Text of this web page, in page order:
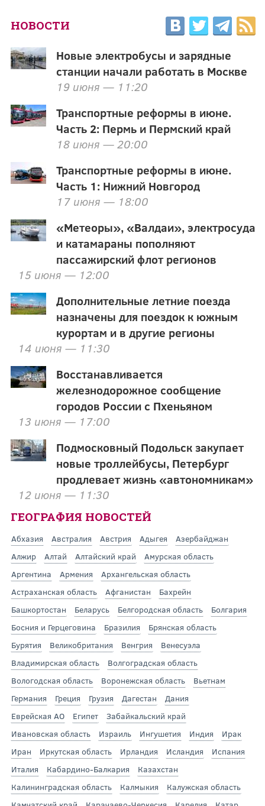
НОВОСТИ
Новые электробусы и зарядные
станции начали работать в Москве
19 июня — 11:20
Транспортные реформы в июне.
Часть 2: Пермь и Пермский край
18 июня — 20:00
Транспортные реформы в июне.
Часть 1: Нижний Новгород
17 июня — 18:00
«Метеоры», «Валдаи», электросуда
и катамараны пополняют
пассажирский флот регионов
15 июня — 12:00
Дополнительные летние поезда
назначены для поездок к южным
курортам и в другие регионы
14 июня — 11:30
Восстанавливается
железнодорожное сообщение
городов России с Пхеньяном
13 июня — 17:00
Подмосковный Подольск закупает
новые троллейбусы, Петербург
продлевает жизнь «автономникам»
12 июня — 11:30
ГЕОГРАФИЯ НОВОСТЕЙ
Абхазия Австралия Австрия Адыгея
Азербайджан
Алжир
Алтай Алтайский край
Амурская область
Аргентина
Армения
Архангельская область
Астраханская область
Афганистан
Бахрейн
Башкортостан
Беларусь Белгородская область
Болгария
Босния и Герцеговина
Бразилия
Брянская область
Бурятия
Великобритания Венгрия
Венесуэла
Владимирская область
Волгоградская область
Вологодская область
Воронежская область
Вьетнам
Германия
Греция Грузия Дагестан
Дания
Еврейская АО
Египет
Забайкальский край
Ивановская область
Израиль Ингушетия Индия
Ирак
Иран
Иркутская область Ирландия Исландия
Испания
Италия
Кабардино-Балкария
Казахстан
Калининградская область
Калмыкия
Калужская область